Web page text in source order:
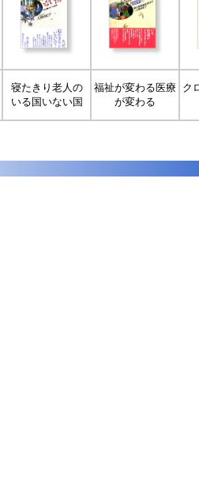
寝たきり老人の
いる国いない国
福祉が変わる医療
が変わる
ク